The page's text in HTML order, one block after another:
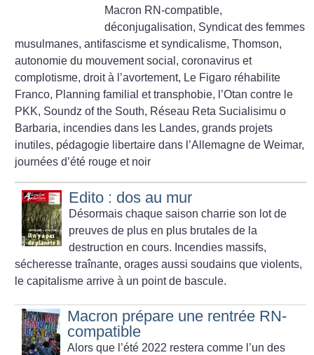
Macron RN-compatible,
déconjugalisation, Syndicat des femmes
musulmanes, antifascisme et syndicalisme, Thomson,
autonomie du mouvement social, coronavirus et
complotisme, droit à l’avortement, Le Figaro réhabilite
Franco, Planning familial et transphobie, l’Otan contre le
PKK, Soundz of the South, Réseau Reta Sucialisimu o
Barbaria, incendies dans les Landes, grands projets
inutiles, pédagogie libertaire dans l’Allemagne de Weimar,
journées d’été rouge et noir
Edito : dos au mur
Désormais chaque saison charrie son lot de
preuves de plus en plus brutales de la
destruction en cours. Incendies massifs,
sécheresse traînante, orages aussi soudains que violents,
le capitalisme arrive à un point de bascule.
Macron prépare une rentrée RN-
compatible
Alors que l’été 2022 restera comme l’un des